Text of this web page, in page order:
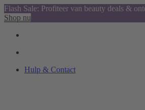
Flash Sale: Profiteer van beauty deals &
Shop nu
Hulp & Contact